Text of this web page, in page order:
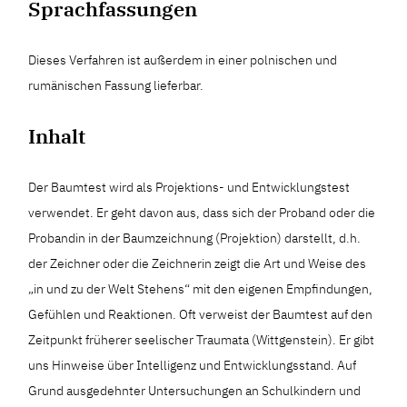
Sprachfassungen
Dieses Verfahren ist außerdem in einer polnischen und
rumänischen Fassung lieferbar.
Inhalt
Der Baumtest wird als Projektions- und Entwicklungstest
verwendet. Er geht davon aus, dass sich der Proband oder die
Probandin in der Baumzeichnung (Projektion) darstellt, d.h.
der Zeichner oder die Zeichnerin zeigt die Art und Weise des
„in und zu der Welt Stehens“ mit den eigenen Empfindungen,
Gefühlen und Reaktionen. Oft verweist der Baumtest auf den
Zeitpunkt früherer seelischer Traumata (Wittgenstein). Er gibt
uns Hinweise über Intelligenz und Entwicklungsstand. Auf
Grund ausgedehnter Untersuchungen an Schulkindern und